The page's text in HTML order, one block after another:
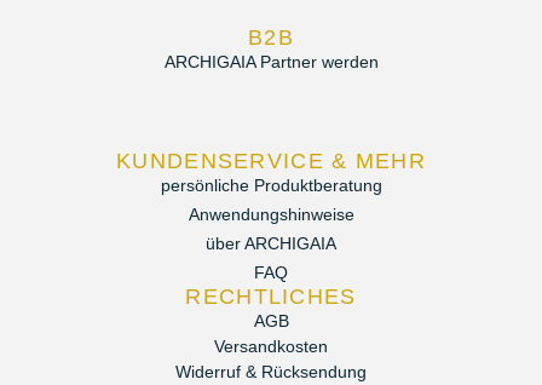
B2B
ARCHIGAIA Partner werden
KUNDENSERVICE & MEHR
persönliche Produktberatung
Anwendungshinweise
über ARCHIGAIA
FAQ
RECHTLICHES
AGB
Versandkosten
Widerruf & Rücksendung